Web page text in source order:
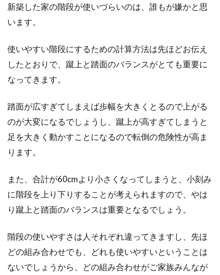
新築した家の階段が使いづらいのは、誰もが嫌かと思
います。
使いやすい階段にするための計算方法は先ほどお伝え
したとおりで、蹴上と踏面のバランスがとても重要に
なってきます。
踏面が広すぎてしまえば歩幅を大きくとるので上がる
のが大変になるでしょうし、蹴上が高すぎてしまうと
足を大きく動かすことになるので転倒の危険性が高ま
ります。
また、合計が60cmより小さくなってしまうと、小刻み
に階段を上り下りすることが考えられますので、やは
り蹴上と踏面のバランスは重要となるでしょう。
階段の使いやすさは人それぞれ違ってきますし、先ほ
どの組み合わせでも、どれも使いやすいということは
ないでしょうから、どの組み合わせがご家族みんなが